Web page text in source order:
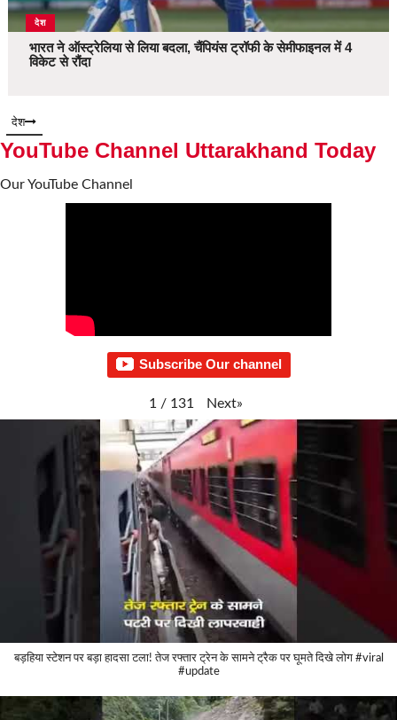
देश
भारत ने ऑस्ट्रेलिया से लिया बदला, चैंपियंस ट्रॉफी के सेमीफाइनल में 4
विकेट से रौंदा
देश
YouTube Channel Uttarakhand Today
Our YouTube Channel
Subscribe Our channel
1 / 131 Next»
बड़हिया स्टेशन पर बड़ा हादसा टला! तेज रफ्तार ट्रेन के सामने ट्रैक पर घूमते दिखे लोग #viral
#update